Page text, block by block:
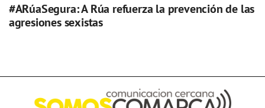
#ARúaSegura: A Rúa refuerza la prevención de las
agresiones sexistas